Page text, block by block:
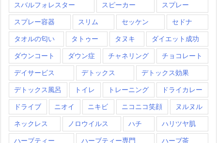
スバルフォレスター スピーカー スプレー
スプレー容器 スリム セッケン セドナ
タオルの匂い タトゥー タヌキ ダイエット成功
ダウンコート ダウン症 チャネリング チョコレート
デイサービス デトックス デトックス効果
デトックス風呂 トイレ トレーニング ドライカレー
ドライブ ニオイ ニキビ ニコニコ笑顔 ヌルヌル
ネックレス ノロウイルス ハチ ハリツヤ肌
ハーブティー ハーブティー専門 ハーブ茶